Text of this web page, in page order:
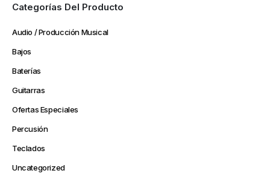
Categorías Del Producto
Audio / Producción Musical
Bajos
Baterías
Guitarras
Ofertas Especiales
Percusión
Teclados
Uncategorized